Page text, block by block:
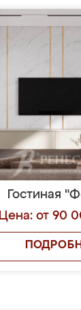
Гостиная
Цена: от 90